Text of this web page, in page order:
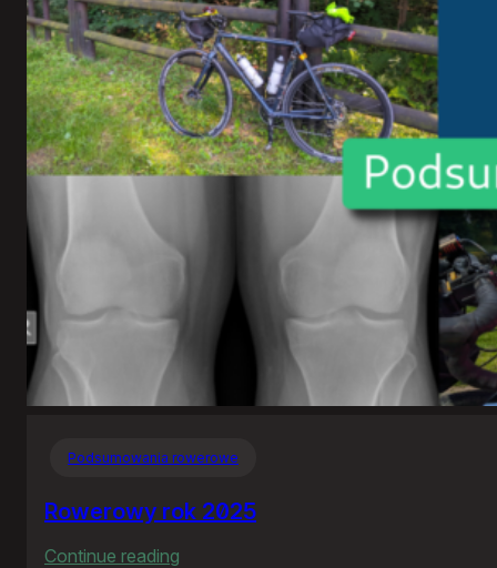
Podsumowania rowerowe
Rowerowy rok 2025
Continue reading